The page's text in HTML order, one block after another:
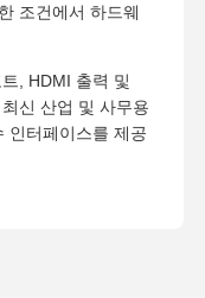
조건에서 하드웨
, HDMI 출력 및
신 산업 및 사무용
인터페이스를 제공